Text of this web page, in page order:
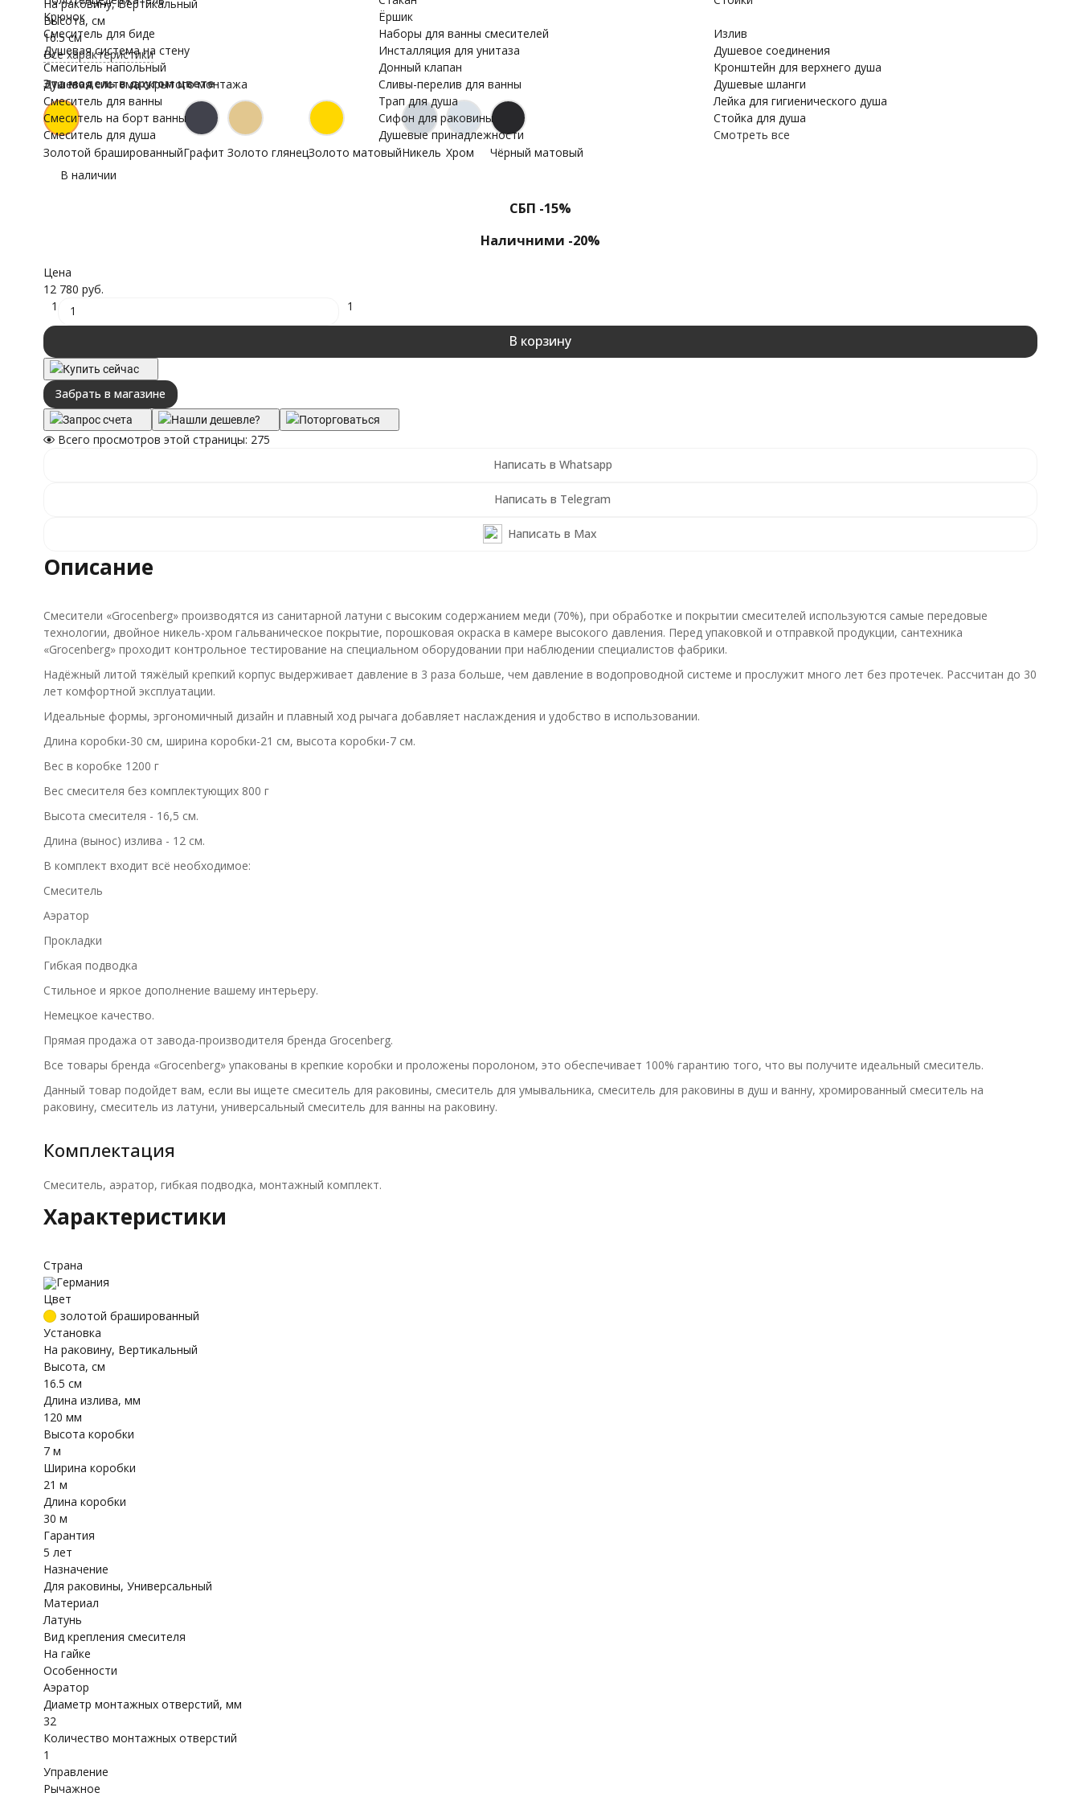
Крючок
Ёршик
Смеситель для биде
Душевая система на стену
Смеситель напольный
Душевая система скрытого монтажа
Смеситель для ванны
Смеситель на борт ванны
Смеситель для душа
Наборы для ванны смесителей
Инсталляция для унитаза
Донный клапан
Cливы-перелив для ванны
Трап для душа
Сифон для раковины
Душевые принадлежности
Излив
Душевое соединения
Кронштейн для верхнего душа
Душевые шланги
Лейка для гигиенического душа
Стойка для душа
Смотреть все
На раковину, Вертикальный
Высота, см
16.5 см
Все характеристики
Эта модель в другом цвете
Золотой брашированныйГрафит Золото глянецЗолото матовыйНикель Хром
Чёрный матовый
В наличии
СБП -15%
Наличними -20%
Цена
12 780 руб.
1
1
В корзину
Купить сейчас
Забрать в магазине
Запрос счета Нашли дешевле? Поторговаться
Всего просмотров этой страницы: 275
Написать в Whatsapp
Написать в Telegram
Написать в Max
Описание
Смесители «Grocenberg» производятся из санитарной латуни с высоким содержанием меди (70%), при обработке и покрытии смесителей используются самые передовые
технологии, двойное никель-хром гальваническое покрытие, порошковая окраска в камере высокого давления. Перед упаковкой и отправкой продукции, сантехника
«Grocenberg» проходит контрольное тестирование на специальном оборудовании при наблюдении специалистов фабрики.
Надёжный литой тяжёлый крепкий корпус выдерживает давление в 3 раза больше, чем давление в водопроводной системе и прослужит много лет без протечек. Рассчитан до 30
лет комфортной эксплуатации.
Идеальные формы, эргономичный дизайн и плавный ход рычага добавляет наслаждения и удобство в использовании.
Длина коробки-30 см, ширина коробки-21 см, высота коробки-7 см.
Вес в коробке 1200 г
Вес смесителя без комплектующих 800 г
Высота смесителя - 16,5 см.
Длина (вынос) излива - 12 см.
В комплект входит всё необходимое:
Смеситель
Аэратор
Прокладки
Гибкая подводка
Стильное и яркое дополнение вашему интерьеру.
Немецкое качество.
Прямая продажа от завода-производителя бренда Grocenberg.
Все товары бренда «Grocenberg» упакованы в крепкие коробки и проложены поролоном, это обеспечивает 100% гарантию того, что вы получите идеальный смеситель.
Данный товар подойдет вам, если вы ищете смеситель для раковины, смеситель для умывальника, смеситель для раковины в душ и ванну, хромированный смеситель на
раковину, смеситель из латуни, универсальный смеситель для ванны на раковину.
Комплектация
Смеситель, аэратор, гибкая подводка, монтажный комплект.
Характеристики
Страна
Германия
Цвет
золотой брашированный
Установка
На раковину, Вертикальный
Высота, см
16.5 см
Длина излива, мм
120 мм
Высота коробки
7 м
Ширина коробки
21 м
Длина коробки
30 м
Гарантия
5 лет
Назначение
Для раковины, Универсальный
Материал
Латунь
Вид крепления смесителя
На гайке
Особенности
Аэратор
Диаметр монтажных отверстий, мм
32
Количество монтажных отверстий
1
Управление
Рычажное